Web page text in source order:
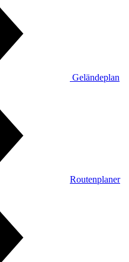
Geländeplan
Routenplaner